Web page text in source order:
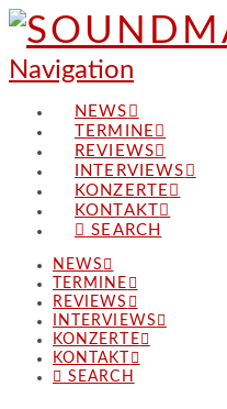
Navigation
NEWS
TERMINE
REVIEWS
INTERVIEWS
KONZERTE
KONTAKT
SEARCH
NEWS
TERMINE
REVIEWS
INTERVIEWS
KONZERTE
KONTAKT
SEARCH